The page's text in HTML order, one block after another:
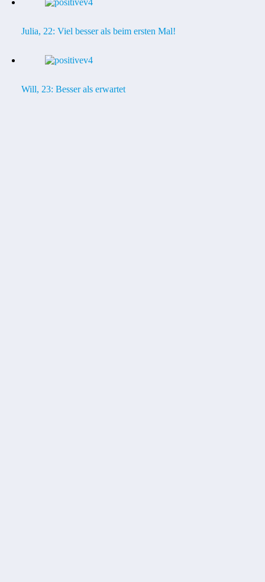
Julia, 22: Viel besser als beim ersten Mal!
Will, 23: Besser als erwartet